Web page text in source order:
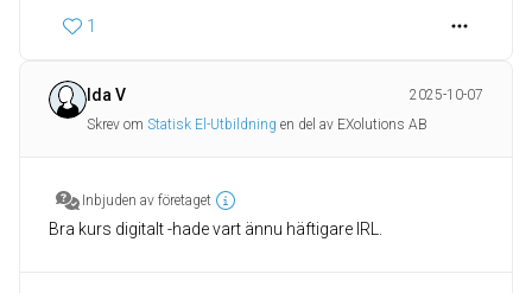
1
Ida V
2025-10-07
Skrev om Statisk El-Utbildning en del av EXolutions AB
Inbjuden av företaget